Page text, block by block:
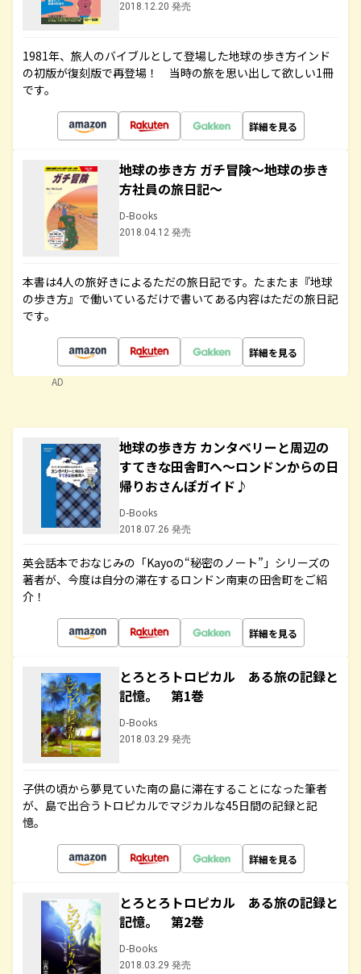
2018.12.20 発売
1981年、旅人のバイブルとして登場した地球の歩き方インド
の初版が復刻版で再登場！ 当時の旅を思い出して欲しい1冊
です。
詳細を見る
地球の歩き方 ガチ冒険～地球の歩き
方社員の旅日記～
D-Books
2018.04.12 発売
本書は4人の旅好きによるただの旅日記です。たまたま『地球
の歩き方』で働いているだけで書いてある内容はただの旅日記
です。
詳細を見る
AD
地球の歩き方 カンタベリーと周辺の
すてきな田舎町へ～ロンドンからの日
帰りおさんぽガイド♪
D-Books
2018.07.26 発売
英会話本でおなじみの「Kayoの“秘密のノート”」シリーズの
著者が、今度は自分の滞在するロンドン南東の田舎町をご紹
介！
詳細を見る
とろとろトロピカル ある旅の記録と
記憶。 第1巻
D-Books
2018.03.29 発売
子供の頃から夢見ていた南の島に滞在することになった筆者
が、島で出合うトロピカルでマジカルな45日間の記録と記
憶。
詳細を見る
とろとろトロピカル ある旅の記録と
記憶。 第2巻
D-Books
2018.03.29 発売